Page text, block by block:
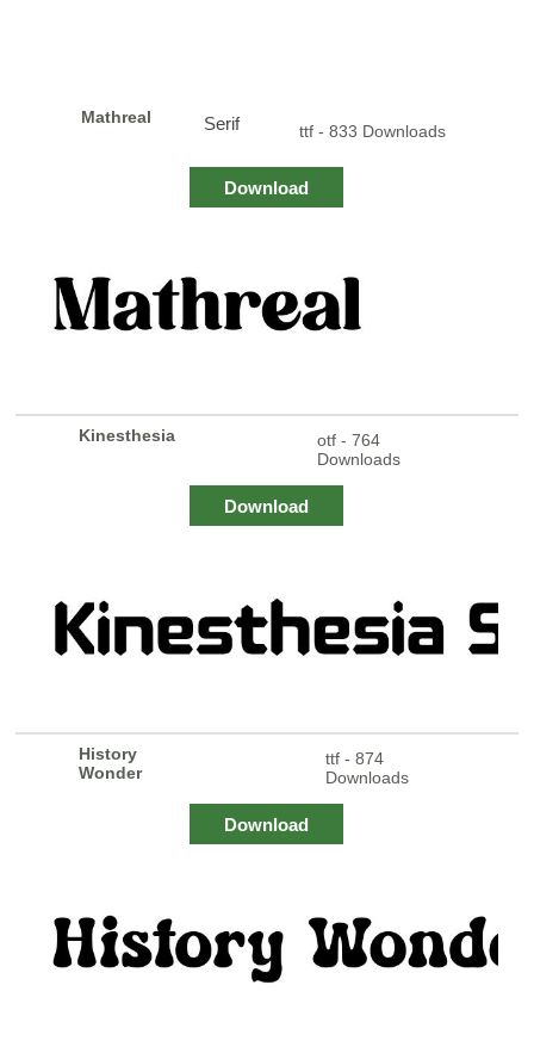
Mathreal Serif ttf - 833 Downloads
Download
Kinesthesia
otf - 764
Downloads
Download
History
Wonder
ttf - 874
Downloads
Download